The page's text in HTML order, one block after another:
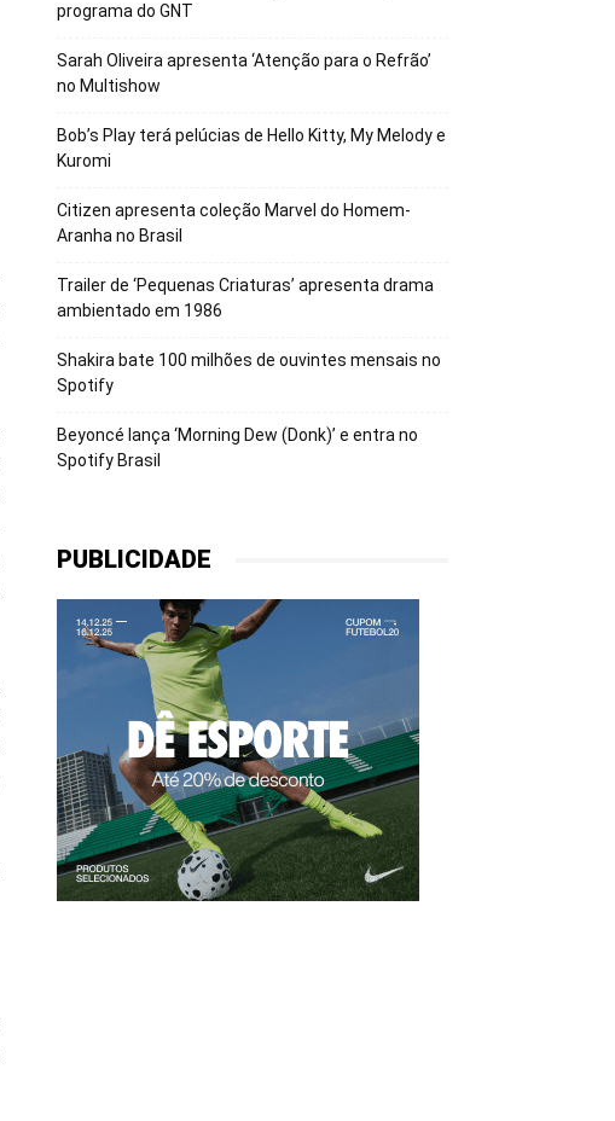
programa do GNT
Sarah Oliveira apresenta ‘Atenção para o Refrão’
no Multishow
Bob’s Play terá pelúcias de Hello Kitty, My Melody e
Kuromi
Citizen apresenta coleção Marvel do Homem-
Aranha no Brasil
Trailer de ‘Pequenas Criaturas’ apresenta drama
ambientado em 1986
Shakira bate 100 milhões de ouvintes mensais no
Spotify
Beyoncé lança ‘Morning Dew (Donk)’ e entra no
Spotify Brasil
PUBLICIDADE